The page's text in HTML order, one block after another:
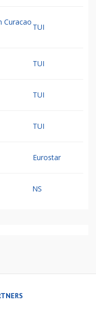
Curacao
TUI
TUI
TUI
TUI
Eurostar
NS